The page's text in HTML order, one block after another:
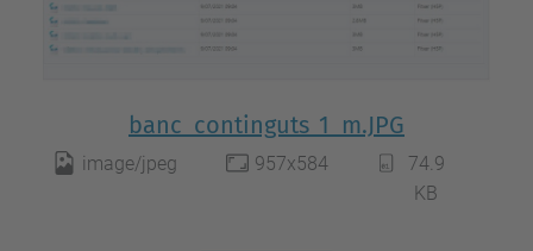
banc_continguts_1_m.JPG
image/jpeg 957x584
74.9
KB